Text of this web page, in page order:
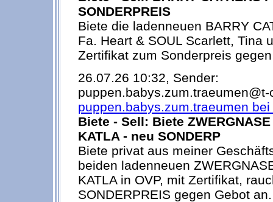
SONDERPREIS
Biete die ladenneuen BARRY
Fa. Heart & SOUL Scarlett, Tina
Zertifikat zum Sonderpreis
26.07.26 10:32, Sender:
puppen.babys.zum.traeumen
Biete - Sell: Biete
KATLA - neu SONDERP
Biete privat aus meiner
beiden ladenneuen
KATLA in OVP, mit Zertifikat,
SONDERPREIS gegen Gebot an.